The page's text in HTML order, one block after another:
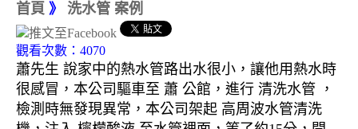
首頁 》 洗水管 案例
觀看次數：4070
蕭先生 說家中的熱水管路出水很小，讓他用熱水時
很感冒，本公司驅車至 蕭 公館，進行 清洗水管 ，
檢測時無發現異常，本公司架起 高周波水管清洗